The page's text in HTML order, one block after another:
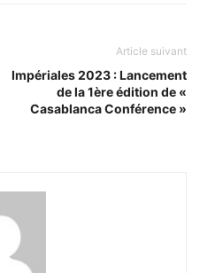
Article suivant
Impériales 2023 : Lancement
de la 1ère édition de «
Casablanca Conférence »